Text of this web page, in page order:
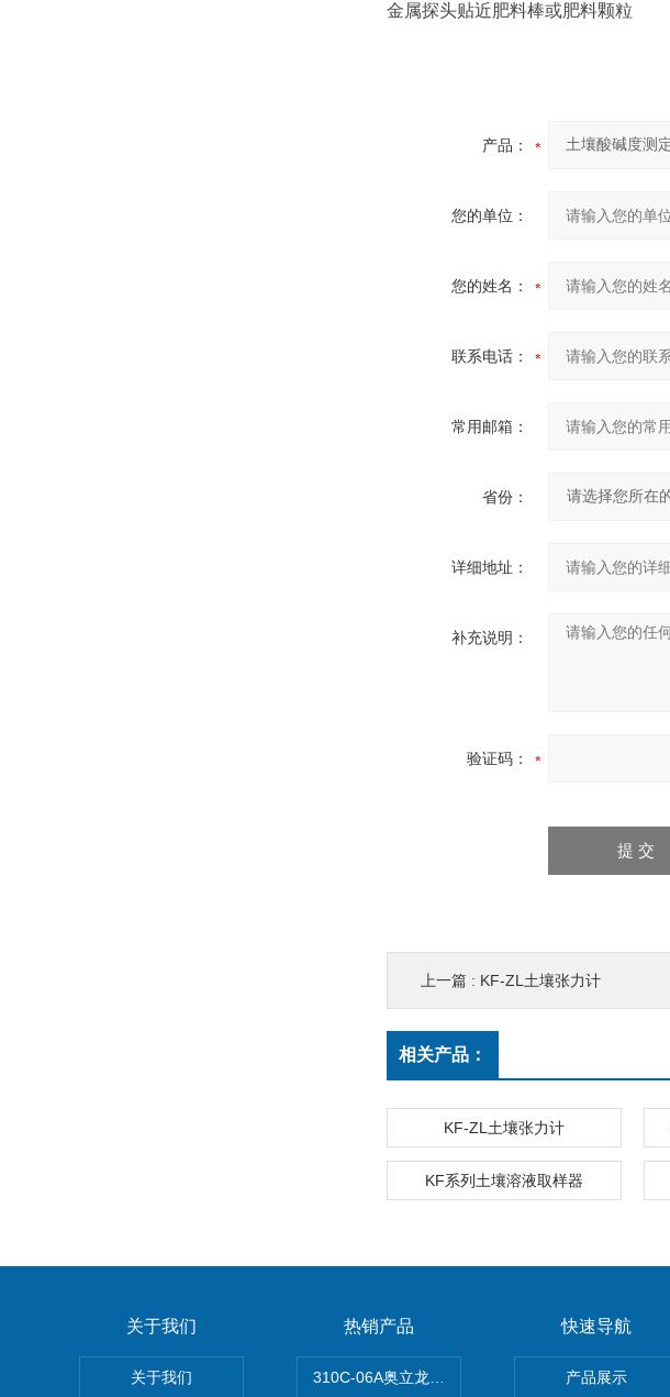
金属探头贴近肥料棒或肥料颗粒
产品：
您的单位：
您的姓名：
联系电话：
常用邮箱：
省份：
详细地址：
补充说明：
验证码：
上一篇 : KF-ZL土壤张力计
相关产品：
KF-ZL土壤张力计
KF系列土壤溶液取样器
关于我们
关于我们
热销产品
310C-06A奥立龙实验室台式纯水电导率套装
快速导航
产品展示